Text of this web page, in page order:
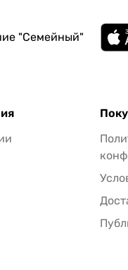
"Семейный"